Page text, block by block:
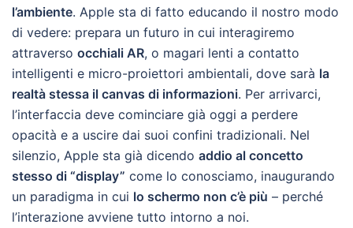
l’ambiente. Apple sta di fatto educando il nostro modo
di vedere: prepara un futuro in cui interagiremo
attraverso occhiali AR, o magari lenti a contatto
intelligenti e micro-proiettori ambientali, dove sarà la
realtà stessa il canvas di informazioni. Per arrivarci,
l’interfaccia deve cominciare già oggi a perdere
opacità e a uscire dai suoi confini tradizionali. Nel
silenzio, Apple sta già dicendo addio al concetto
stesso di “display” come lo conosciamo, inaugurando
un paradigma in cui lo schermo non c’è più – perché
l’interazione avviene tutto intorno a noi.